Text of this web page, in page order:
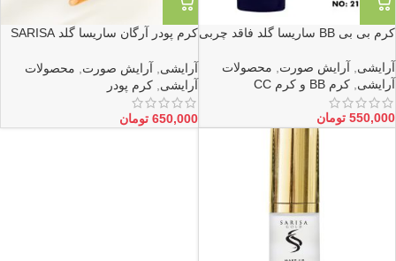
کرم بی بی BB ساریسا گلد فاقد چربی
آرایشی, آرایش صورت, محصولات
آرایشی, کرم BB و کرم CC
550,000 تومان
کرم پودر آرگان ساریسا گلد SARISA
آرایشی
آرایش صورت
محصولات
آرایشی کرم پودر
650,000 تومان